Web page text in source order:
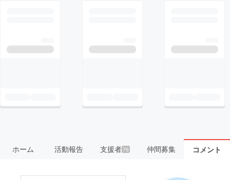
ホーム 活動報告 支援者76 仲間募集 コメント